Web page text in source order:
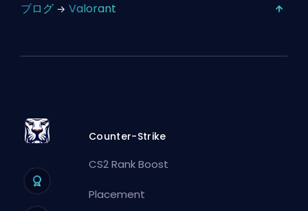
ブログ Valorant
Counter-Strike
CS2 Rank Boost
Placement